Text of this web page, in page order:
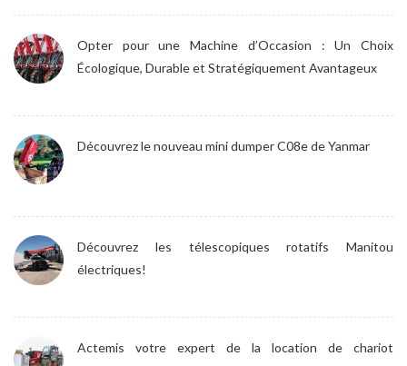
Opter pour une Machine d’Occasion : Un Choix
Écologique, Durable et Stratégiquement Avantageux
Découvrez le nouveau mini dumper C08e de Yanmar
Découvrez les télescopiques rotatifs Manitou
électriques!
Actemis votre expert de la location de chariot